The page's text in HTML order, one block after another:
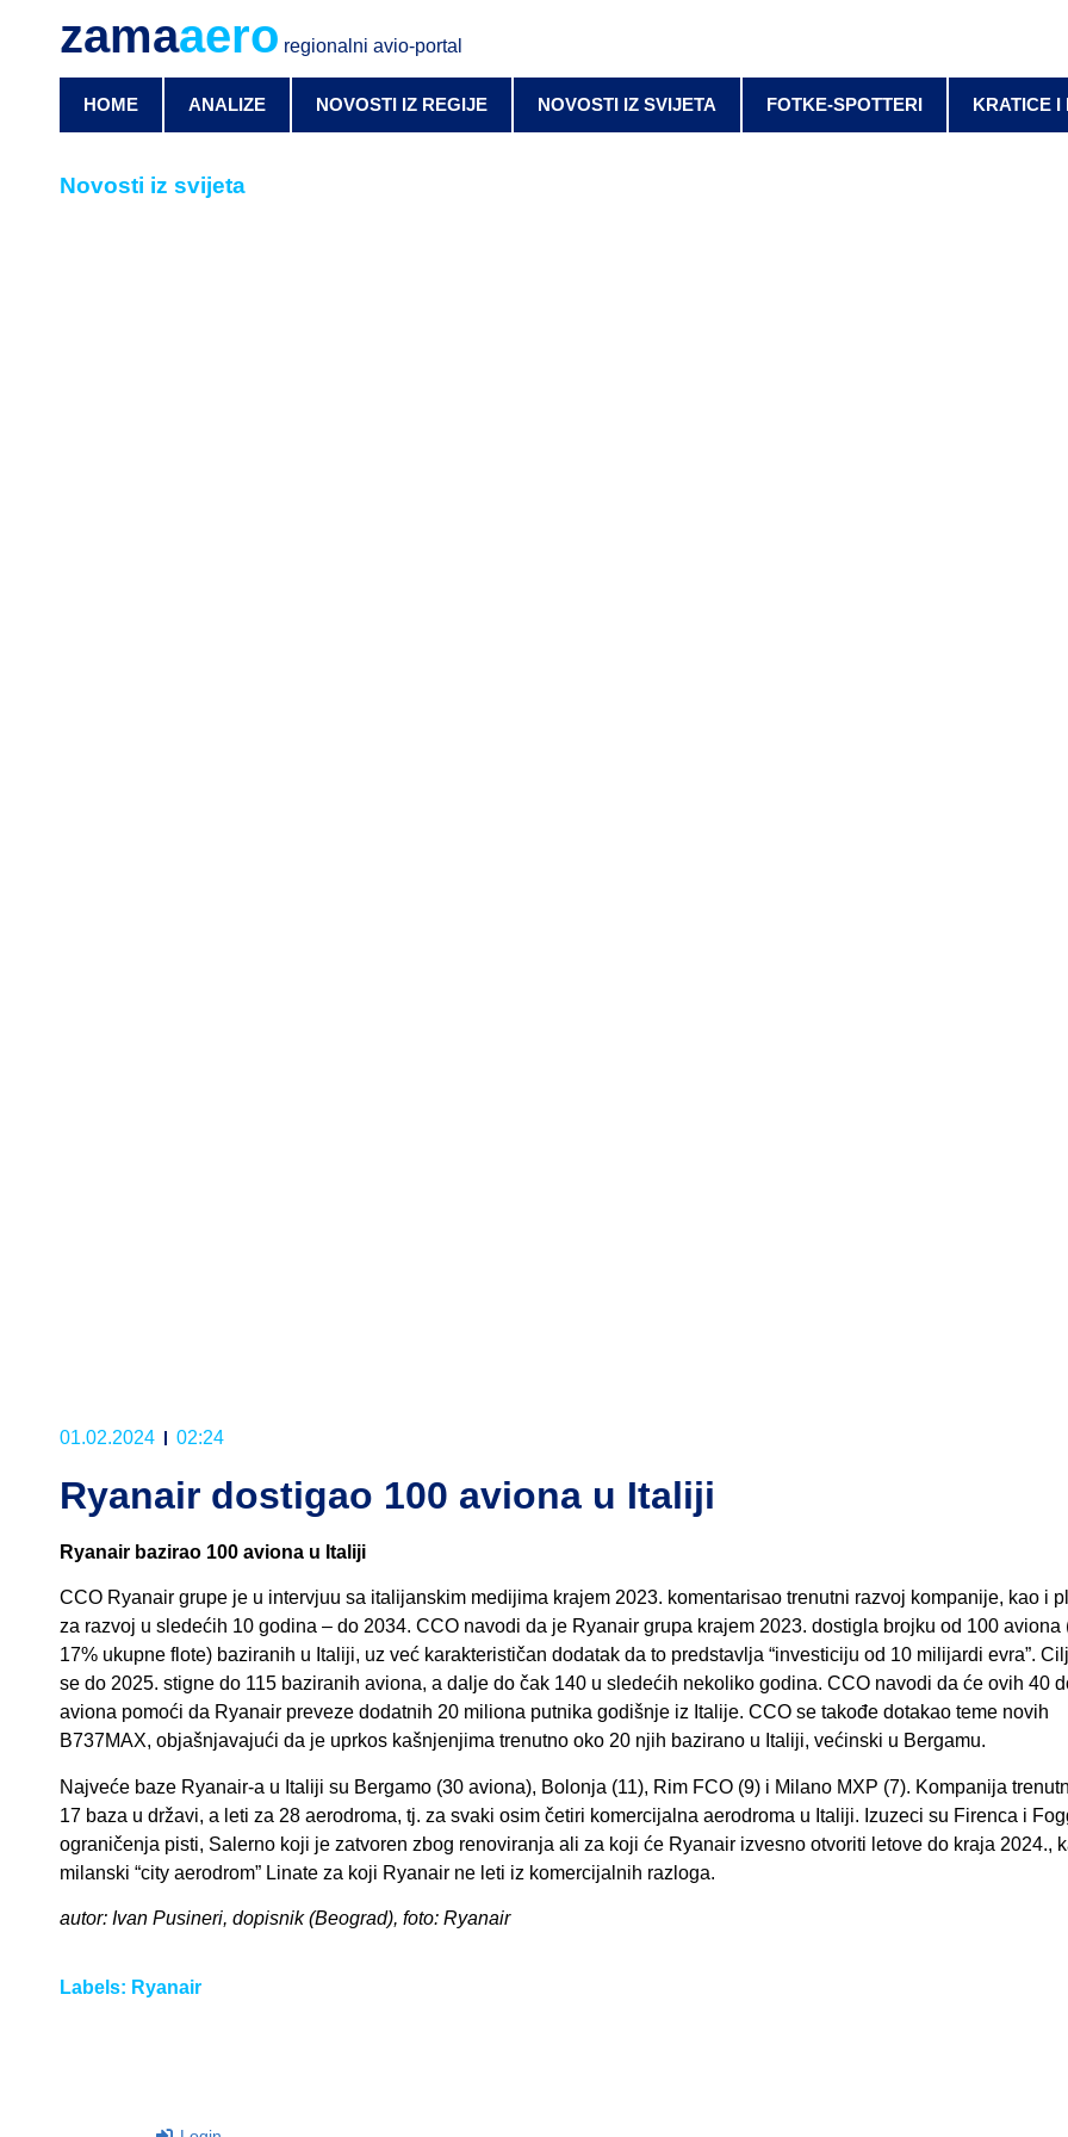
zamaaero regionalni avio-portal
HOME ANALIZE NOVOSTI IZ REGIJE NOVOSTI IZ SVIJETA FOTKE-SPOTTERI KRATICE I
Novosti iz svijeta
01.02.2024 02:24
Ryanair dostigao 100 aviona u Italiji
Ryanair bazirao 100 aviona u Italiji
CCO Ryanair grupe je u intervjuu sa italijanskim medijima krajem 2023. komentarisao trenutni razvoj kompanije, kao i
za razvoj u sledećih 10 godina – do 2034. CCO navodi da je Ryanair grupa krajem 2023. dostigla brojku od 100 aviona
17% ukupne flote) baziranih u Italiji, uz već karakterističan dodatak da to predstavlja “investiciju od 10 milijardi evra”.
se do 2025. stigne do 115 baziranih aviona, a dalje do čak 140 u sledećih nekoliko godina. CCO navodi da će ovih 40
aviona pomoći da Ryanair preveze dodatnih 20 miliona putnika godišnje iz Italije. CCO se takođe dotakao teme novih
B737MAX, objašnjavajući da je uprkos kašnjenjima trenutno oko 20 njih bazirano u Italiji, većinski u Bergamu.
Najveće baze Ryanair-a u Italiji su Bergamo (30 aviona), Bolonja (11), Rim FCO (9) i Milano MXP (7). Kompanija
17 baza u državi, a leti za 28 aerodroma, tj. za svaki osim četiri komercijalna aerodroma u Italiji. Izuzeci su Firenca i
ograničenja pisti, Salerno koji je zatvoren zbog renoviranja ali za koji će Ryanair izvesno otvoriti letove do kraja 2024.,
milanski “city aerodrom” Linate za koji Ryanair ne leti iz komercijalnih razloga.
autor: Ivan Pusineri, dopisnik (Beograd), foto: Ryanair
Labels: Ryanair